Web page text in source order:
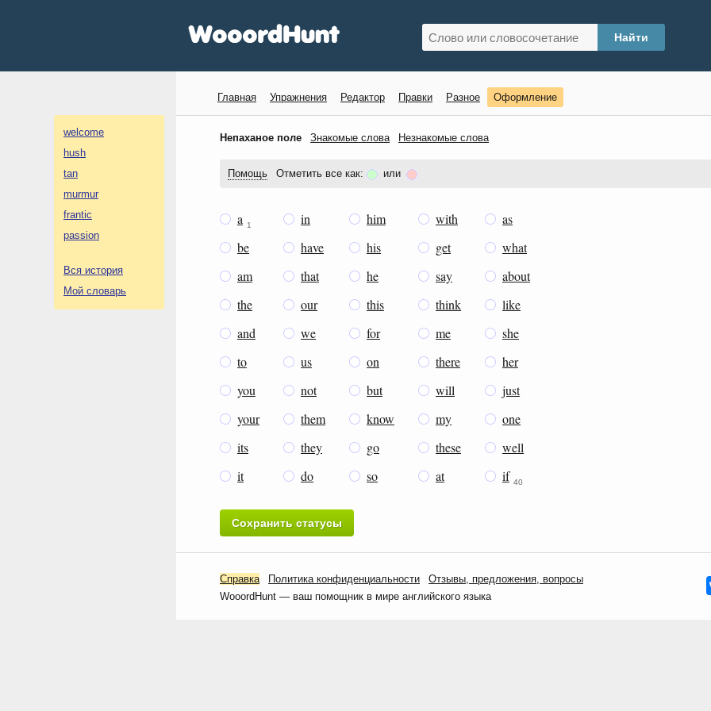
welcome
hush
tan
murmur
frantic
passion
Вся история
Мой словарь
Главная Упражнения Редактор Правки Разное Оформление
Непаханое поле Знакомые слова Незнакомые слова
Помощь Отметить все как: или
a 1
be
am
the
and
to
you
your
its
it
in
have
that
our
we
us
not
them
they
do
him
his
he
this
for
on
but
know
go
so
with
get
say
think
me
there
will
my
these
at
as
what
about
like
she
her
just
one
well
if 40
Справка Политика конфиденциальности
Oтзывы, предложения, вопросы
WooordHunt — ваш помощник в мире английского языка